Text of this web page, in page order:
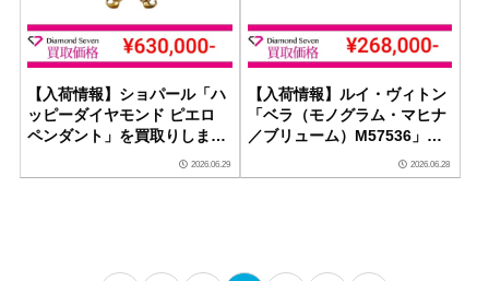
【入荷情報】ショパール「ハ
ッピーダイヤモンド ピエロ
ペンダント」を買取りしまし
た｜ダイヤモンドセブン2026.06.29
【入荷情報】ルイ・ヴィトン
「ベラ（モノグラム・マヒナ
／ブリューム）M57536」を
買取りしました｜ダイヤモン
ドセブン
2026.06.28